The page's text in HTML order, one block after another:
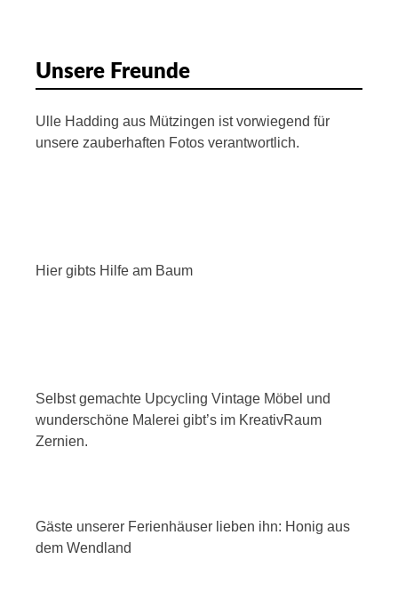
Unsere Freunde
Ulle Hadding aus Mützingen ist vorwiegend für
unsere zauberhaften Fotos verantwortlich.
Hier gibts Hilfe am Baum
Selbst gemachte Upcycling Vintage Möbel und
wunderschöne Malerei gibt’s im KreativRaum
Zernien.
Gäste unserer Ferienhäuser lieben ihn: Honig aus
dem Wendland